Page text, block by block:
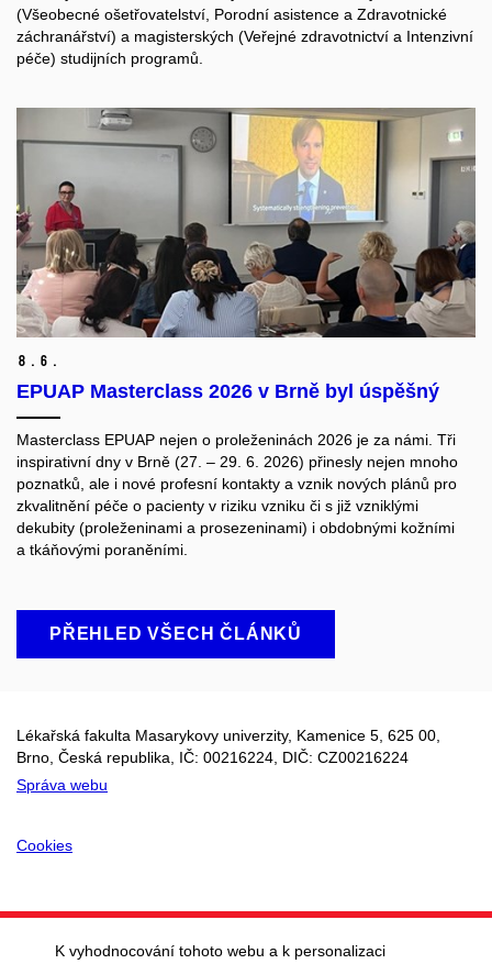
(Všeobecné ošetřovatelství, Porodní asistence a Zdravotnické
záchranářství) a magisterských (Veřejné zdravotnictví a Intenzivní
péče) studijních programů.
8. 6.
EPUAP Masterclass 2026 v Brně byl úspěšný
Masterclass EPUAP nejen o proleženinách 2026 je za námi. Tři
inspirativní dny v Brně (27. – 29. 6. 2026) přinesly nejen mnoho
poznatků, ale i nové profesní kontakty a vznik nových plánů pro
zkvalitnění péče o pacienty v riziku vzniku či s již vzniklými
dekubity (proleženinami a prosezeninami) i obdobnými kožními
a tkáňovými poraněními.
PŘEHLED VŠECH ČLÁNKŮ
Lékařská fakulta Masarykovy univerzity, Kamenice 5, 625 00,
Brno, Česká republika, IČ: 00216224, DIČ: CZ00216224
Správa webu
Cookies
K vyhodnocování tohoto webu a k personalizaci